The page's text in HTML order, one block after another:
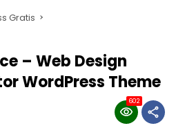
Gratis
– Web Design
WordPress Theme
602